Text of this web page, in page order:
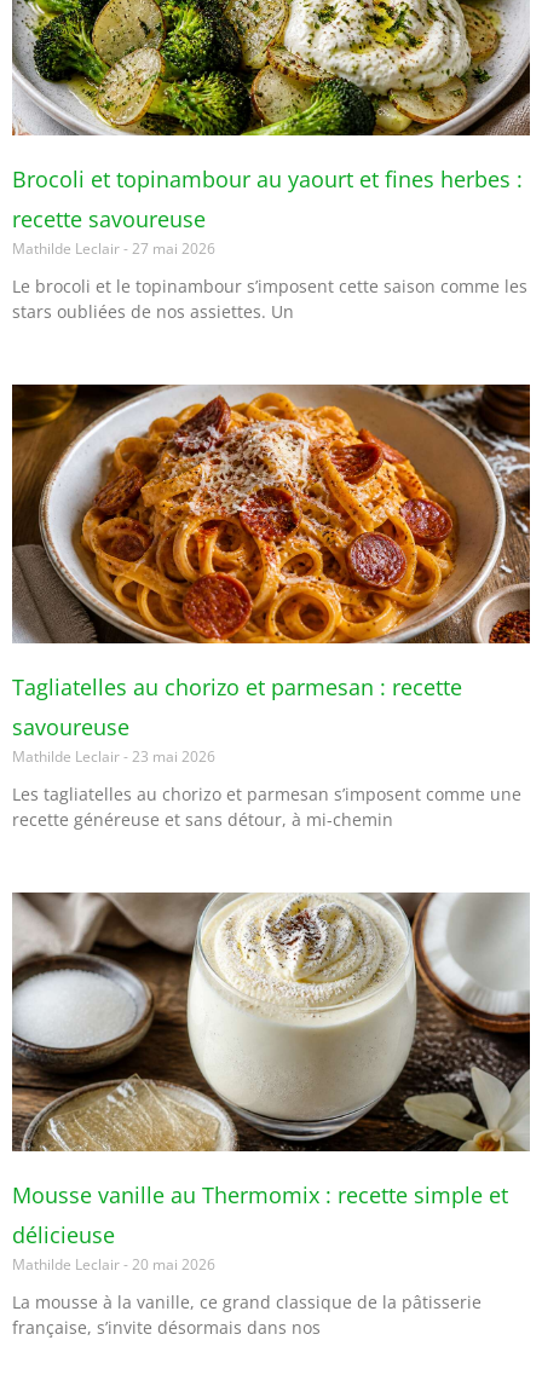
Brocoli et topinambour au yaourt et fines herbes :
recette savoureuse
Mathilde Leclair 27 mai 2026
Le brocoli et le topinambour s’imposent cette saison comme les
stars oubliées de nos assiettes. Un
Tagliatelles au chorizo et parmesan : recette
savoureuse
Mathilde Leclair 23 mai 2026
Les tagliatelles au chorizo et parmesan s’imposent comme une
recette généreuse et sans détour, à mi-chemin
Mousse vanille au Thermomix : recette simple et
délicieuse
Mathilde Leclair 20 mai 2026
La mousse à la vanille, ce grand classique de la pâtisserie
française, s’invite désormais dans nos